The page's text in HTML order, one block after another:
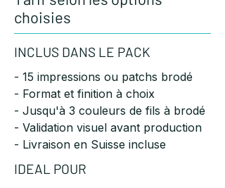
choisies
INCLUS DANS LE PACK
- 15 impressions ou patchs brodé
- Format et finition à choix
- Jusqu'à 3 couleurs de fils à brodé
- Validation visuel avant production
- Livraison en Suisse incluse
IDEAL POUR